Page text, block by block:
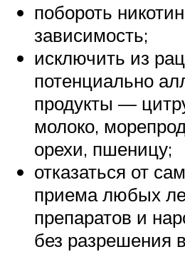
побороть
зависимость;
исключить из
потенциально
продукты —
молоко,
орехи, пшеницу;
отказаться от
приема любых
препаратов и
без разрешения